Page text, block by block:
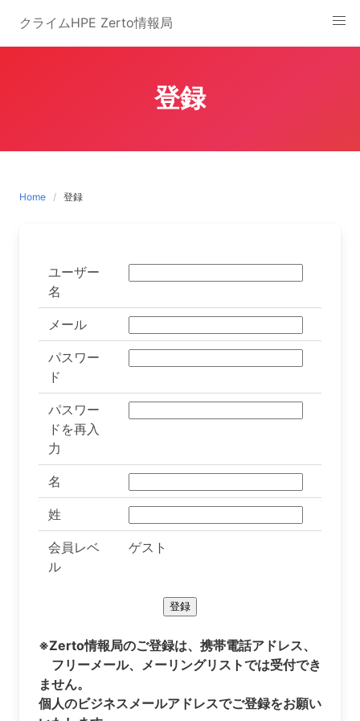
content
クライムHPE Zerto情報局
登録
Home 登録
ユーザー
名
メール
パスワー
ド
パスワー
ドを再入
力
名
姓
会員レベ
ル
ゲスト
※Zerto情報局のご登録は、携帯電話アドレス、
フリーメール、メーリングリストでは受付でき
ません。
個人のビジネスメールアドレスでご登録をお願い